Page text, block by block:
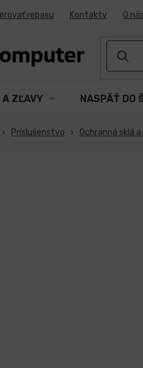
repasu Kontakty O nás
A ZĽAVY NASPÄŤ DO
Príslušenstvo Ochranná sklá